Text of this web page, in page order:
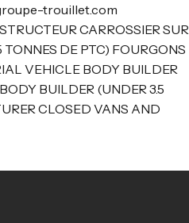
trouillet.com
CARROSSIER SUR
TONNES DE PTC) FOURGONS
VEHICLE BODY BUILDER
BUILDER (UNDER 3.5
CLOSED VANS AND